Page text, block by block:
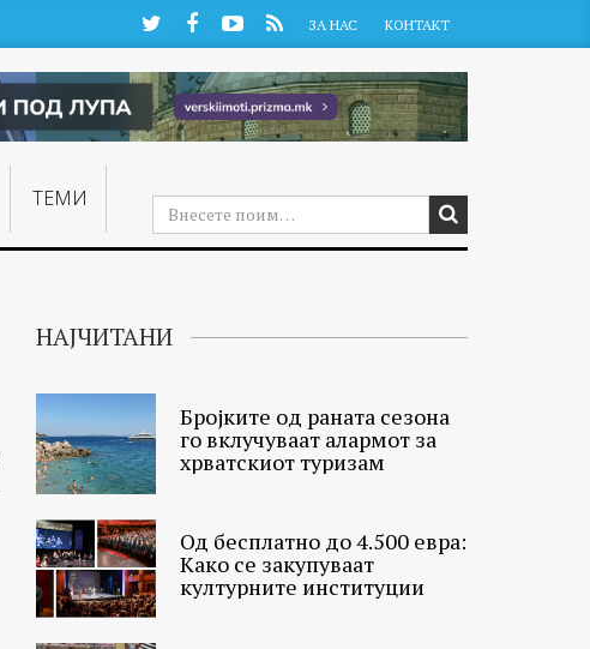
TwitterFacebookYouTube
RSS ЗА НАС КОНТАКТ
ТЕМИ
НАЈЧИТАНИ
Бројките од раната сезона
го вклучуваат алармот за
хрватскиот туризам
Од бесплатно до 4.500 евра:
Како се закупуваат
културните институции